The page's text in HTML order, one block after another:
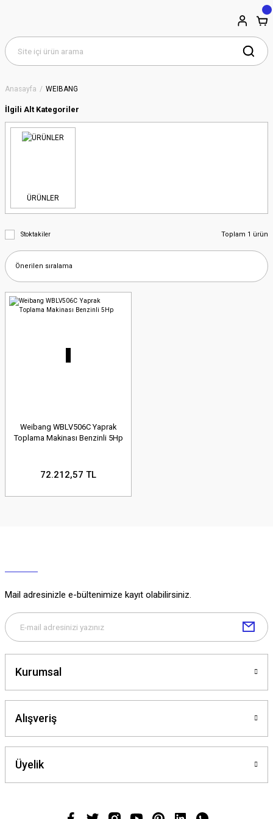
Anasayfa WEIBANG
İlgili Alt Kategoriler
ÜRÜNLER
Stoktakiler Toplam 1 ürün
Weibang WBLV506C Yaprak
Toplama Makinası Benzinli 5Hp
72.212,57 TL
Mail adresinizle e-bültenimize kayıt olabilirsiniz.
Kurumsal
Alışveriş
Üyelik